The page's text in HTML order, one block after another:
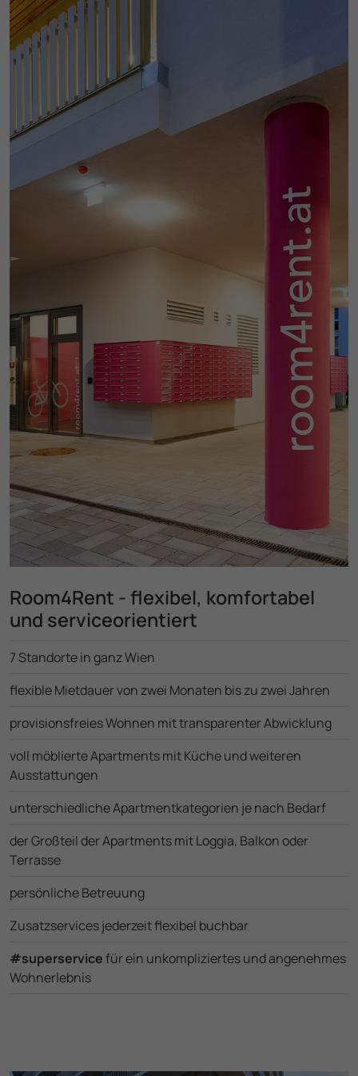
Room4Rent - flexibel, komfortabel
und serviceorientiert
7 Standorte in ganz Wien
flexible Mietdauer von zwei Monaten bis zu zwei Jahren
provisionsfreies Wohnen mit trans­parenter Abwicklung
voll möblierte Apartments mit Küche und weiteren
Ausstattungen
unterschiedliche Apartment­kategorien je nach Bedarf
der Großteil der Apartments mit Loggia, Balkon oder
Terrasse
persönliche Betreuung
Zusatzservices jederzeit flexibel buchbar
#superservicefür ein unkompli­ziertes und angenehmes
Wohnerlebnis